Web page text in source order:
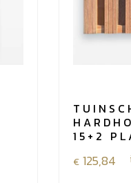
15+2
€ 125,84